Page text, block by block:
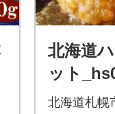
北海道
ット
北海道札幌